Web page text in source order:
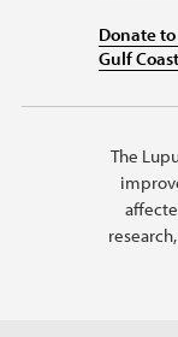
Donate
Gulf
The